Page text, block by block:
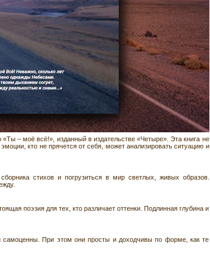
– моё всё!», изданный в издательстве «Четыре». Эта книга не
кто не прячется от себя, может анализировать ситуацию и
стихов и погрузиться в мир светлых, живых образов.
поэзия для тех, кто различает оттенки. Подлинная глубина и
самоценны. При этом они просты и доходчивы по форме, как те